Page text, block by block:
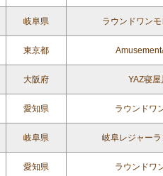
岐阜県 ラウンドワン
東京都
大阪府 YAZ寝屋
愛知県 ラウンドワ
岐阜県 岐阜レジャー
愛知県 ラウンドワ